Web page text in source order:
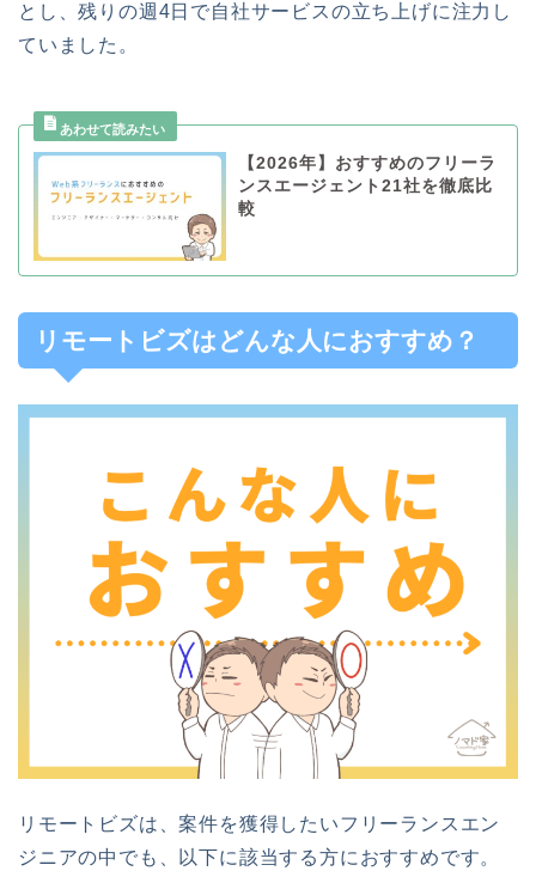
とし、残りの週4日で自社サービスの立ち上げに注力し
ていました。
【2026年】おすすめのフリーラ
ンスエージェント21社を徹底比
較
リモートビズはどんな人におすすめ？
リモートビズは、案件を獲得したいフリーランスエン
ジニアの中でも、以下に該当する方におすすめです。